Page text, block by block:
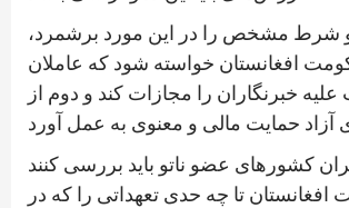
شرط مشخص را در این مورد برشمرد،
افغانستان خواسته شود که عاملان
خبرنگاران را مجازات کند و دوم از
کشورهای عضو ناتو باید بررسی کنند
تا چه حدی تعهداتی را که در